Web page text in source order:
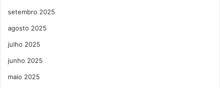
setembro 2025
agosto 2025
julho 2025
junho 2025
maio 2025